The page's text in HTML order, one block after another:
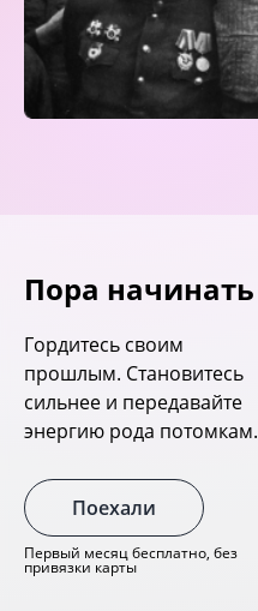
Пора начинать
Гордитесь своим
прошлым. Становитесь
сильнее и передавайте
энергию рода потомкам.
Поехали
Первый месяц бесплатно, без
привязки карты